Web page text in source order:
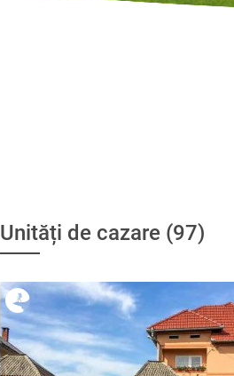
Unități de cazare (97)